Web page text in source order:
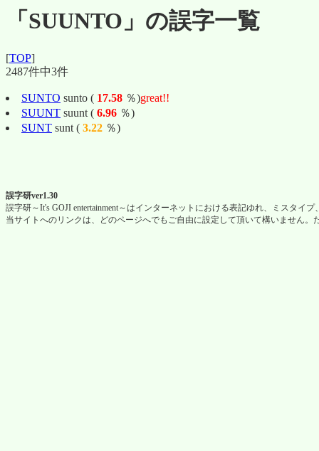
「SUUNTO」の誤字一覧
[TOP]
2487件中3件
SUNTO sunto ( 17.58 ％)great!!
SUUNT suunt ( 6.96 ％)
SUNT sunt ( 3.22 ％)
誤字研ver1.30
誤字研～It's GOJI entertainment～はインターネットにおける表記ゆれ、ミスタイ
当サイトへのリンクは、どのページへでもご自由に設定して頂いて構いません。